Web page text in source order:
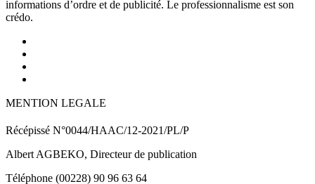
informations d’ordre et de publicité. Le professionnalisme est son
crédo.
MENTION LEGALE
Récépissé N°0044/HAAC/12-2021/PL/P
Albert AGBEKO, Directeur de publication
Téléphone (00228) 90 96 63 64